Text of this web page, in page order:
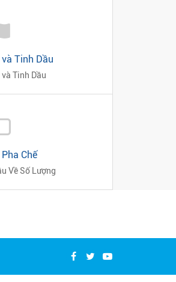
Tinh Dầu
Tinh Dầu
Chế
Về Số Lượng